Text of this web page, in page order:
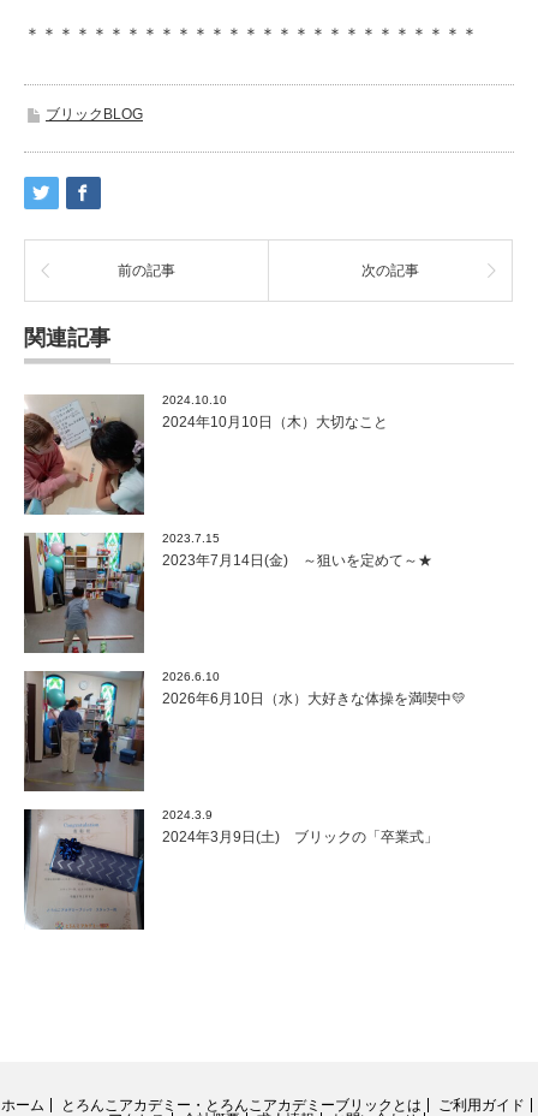
＊＊＊＊＊＊＊＊＊＊＊＊＊＊＊＊＊＊＊＊＊＊＊＊＊＊＊
ブリックBLOG
前の記事 次の記事
関連記事
2024.10.10
2024年10月10日（木）大切なこと
2023.7.15
2023年7月14日(金) ～狙いを定めて～★
2026.6.10
2026年6月10日（水）大好きな体操を満喫中💛
2024.3.9
2024年3月9日(土) ブリックの「卒業式」
ホーム とろんこアカデミー・とろんこアカデミーブリックとは
ご利用ガイド